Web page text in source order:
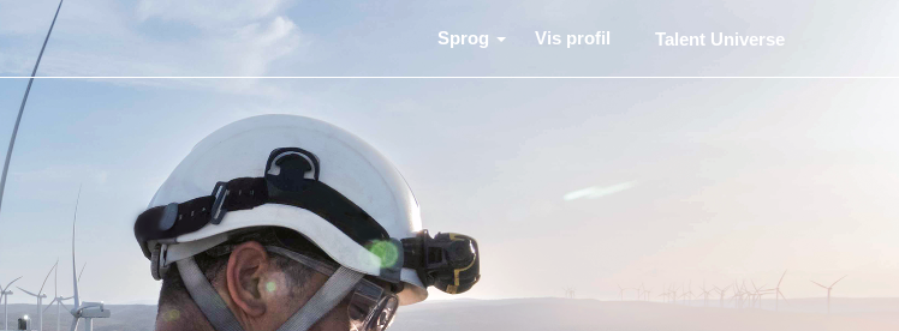
Sprog Vis profil Talent Universe